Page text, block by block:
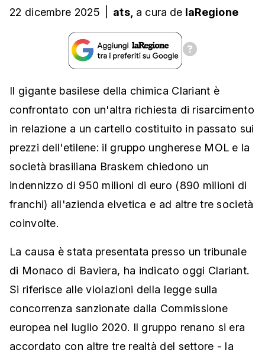
22 dicembre 2025 ats, a cura de laRegione
Il gigante basilese della chimica Clariant è
confrontato con un'altra richiesta di risarcimento
in relazione a un cartello costituito in passato sui
prezzi dell'etilene: il gruppo ungherese MOL e la
società brasiliana Braskem chiedono un
indennizzo di 950 milioni di euro (890 milioni di
franchi) all'azienda elvetica e ad altre tre società
coinvolte.
La causa è stata presentata presso un tribunale
di Monaco di Baviera, ha indicato oggi Clariant.
Si riferisce alle violazioni della legge sulla
concorrenza sanzionate dalla Commissione
europea nel luglio 2020. Il gruppo renano si era
accordato con altre tre realtà del settore - la